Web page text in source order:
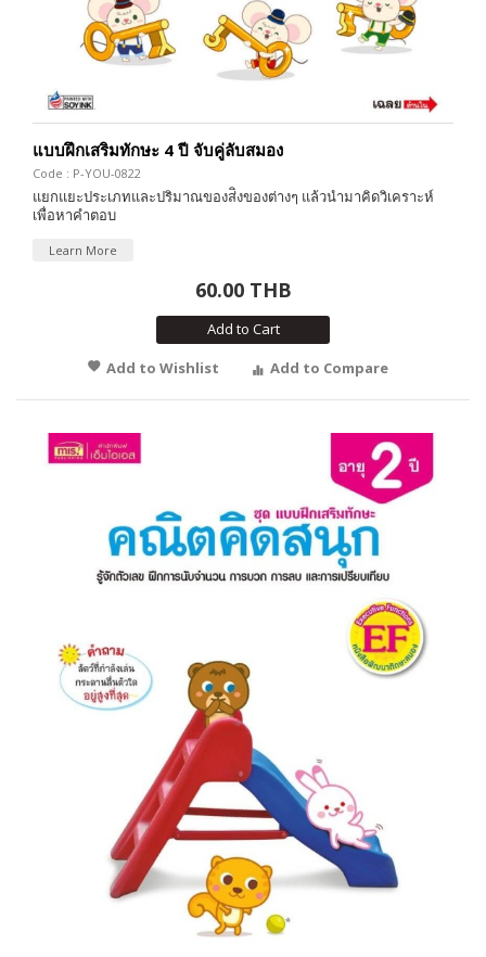
แบบฝึกเสริมทักษะ 4 ปี จับคู่ลับสมอง
Code : P-YOU-0822
แยกแยะประเภทและปริมาณของส่ิงของต่างๆ แล้วนำมาคิดวิเคราะห์
เพื่อหาคำตอบ
Learn More
60.00 THB
Add to Cart
Add to Wishlist
Add to Compare